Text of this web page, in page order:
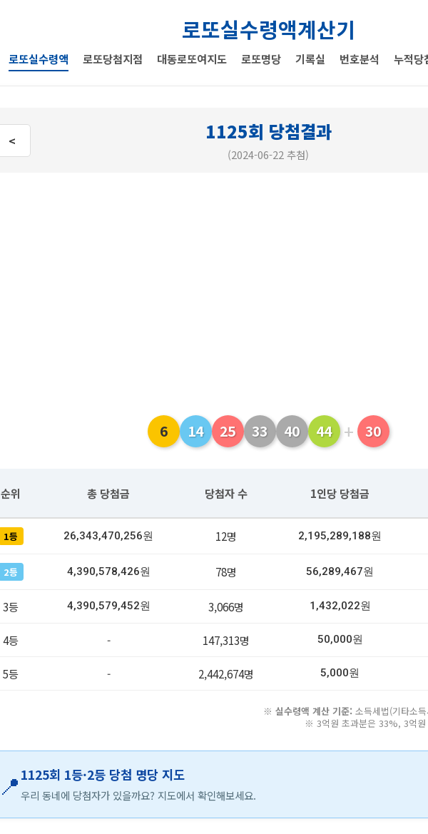
로또실수령액계산기
로또실수령액 로또당첨지점 대동로또여지도 로또명당 기록실 번호분석 누적당
< 1125회 당첨결과
(2024-06-22 추첨)
6 14 25 33 40 44 + 30
순위 총 당첨금 당첨자 수 1인당 당첨금
1등 26,343,470,256원 12명 2,195,289,188원
2등 4,390,578,426원 78명 56,289,467원
3등 4,390,579,452원 3,066명 1,432,022원
4등 - 147,313명 50,000원
5등 - 2,442,674명 5,000원
※ 실수령액 계산 기준: 소득세법(기타소
※ 3억원 초과분은 33%, 3억
📍 1125회 1등·2등 당첨 명당 지도
우리 동네에 당첨자가 있을까요? 지도에서 확인해보세요.